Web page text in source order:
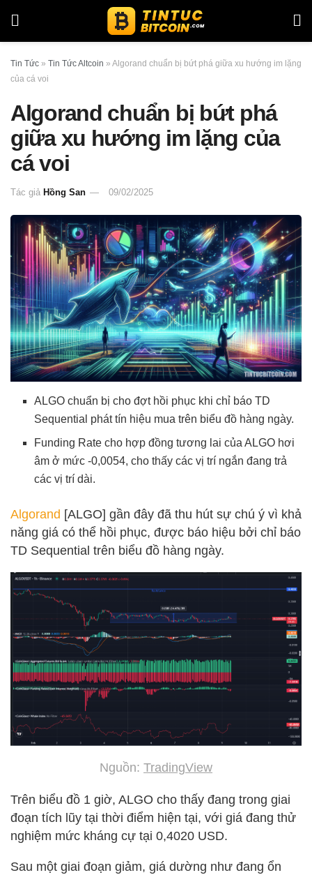
Tin Tức » Tin Tức Altcoin » Algorand chuẩn bị bứt phá giữa xu hướng im lặng
của cá voi
Algorand chuẩn bị bứt phá
giữa xu hướng im lặng của
cá voi
Tác giả Hồng San 09/02/2025
ALGO chuẩn bị cho đợt hồi phục khi chỉ báo TD
Sequential phát tín hiệu mua trên biểu đồ hàng ngày.
Funding Rate cho hợp đồng tương lai của ALGO hơi
âm ở mức -0,0054, cho thấy các vị trí ngắn đang trả
các vị trí dài.
Algorand [ALGO] gần đây đã thu hút sự chú ý vì khả
năng giá có thể hồi phục, được báo hiệu bởi chỉ báo
TD Sequential trên biểu đồ hàng ngày.
Nguồn: TradingView
Trên biểu đồ 1 giờ, ALGO cho thấy đang trong giai
đoạn tích lũy tại thời điểm hiện tại, với giá đang thử
nghiệm mức kháng cự tại 0,4020 USD.
Sau một giai đoạn giảm, giá dường như đang ổn